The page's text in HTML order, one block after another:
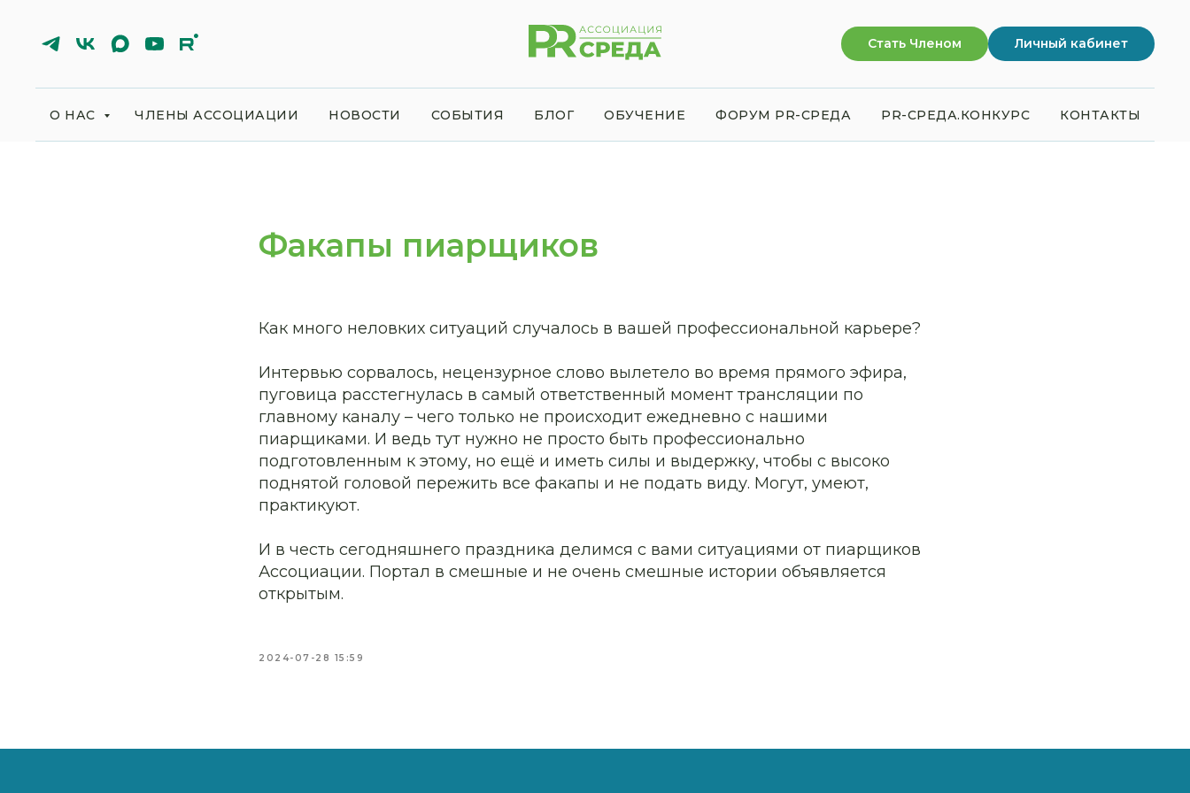
Стать Членом Личный кабинет
О НАС ЧЛЕНЫ АССОЦИАЦИИ НОВОСТИ СОБЫТИЯ БЛОГ ОБУЧЕНИЕ ФОРУМ PR-СРЕДА PR-СРЕДА.КОНКУРС КОНТАКТЫ
Факапы пиарщиков
Как много неловких ситуаций случалось в вашей профессиональной карьере?
Интервью сорвалось, нецензурное слово вылетело во время прямого эфира,
пуговица расстегнулась в самый ответственный момент трансляции по
главному каналу – чего только не происходит ежедневно с нашими
пиарщиками. И ведь тут нужно не просто быть профессионально
подготовленным к этому, но ещё и иметь силы и выдержку, чтобы с высоко
поднятой головой пережить все факапы и не подать виду. Могут, умеют,
практикуют.
И в честь сегодняшнего праздника делимся с вами ситуациями от пиарщиков
Ассоциации. Портал в смешные и не очень смешные истории объявляется
открытым.
2024-07-28 15:59